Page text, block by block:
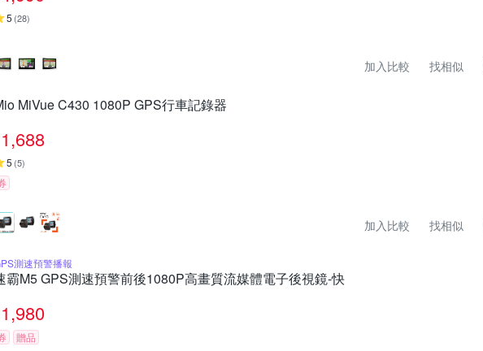
5 (28)
加入比較 找相似
MiVue C430 1080P GPS行車記錄器
1,688
5 (5)
加入比較 找相似
測速預警播報
霸M5 GPS測速預警前後1080P高畫質流媒體電子後視鏡-快
1,980
贈品